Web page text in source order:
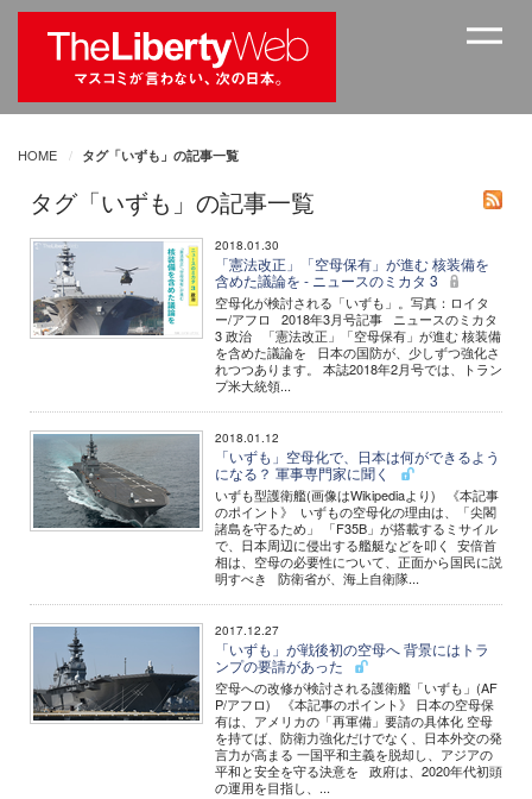
HOME タグ「いずも」の記事一覧
タグ「いずも」の記事一覧
2018.01.30
「憲法改正」「空母保有」が進む 核装備を
含めた議論を - ニュースのミカタ 3
空母化が検討される「いずも」。写真：ロイタ
ー/アフロ 2018年3月号記事 ニュースのミカタ
3 政治 「憲法改正」「空母保有」が進む 核装備
を含めた議論を 日本の国防が、少しずつ強化さ
れつつあります。 本誌2018年2月号では、トラン
プ米大統領...
2018.01.12
「いずも」空母化で、日本は何ができるよう
になる？ 軍事専門家に聞く
いずも型護衛艦(画像はWikipediaより) 《本記事
のポイント》 いずもの空母化の理由は、「尖閣
諸島を守るため」 「F35B」が搭載するミサイル
で、日本周辺に侵出する艦艇などを叩く 安倍首
相は、空母の必要性について、正面から国民に説
明すべき 防衛省が、海上自衛隊...
2017.12.27
「いずも」が戦後初の空母へ 背景にはトラ
ンプの要請があった
空母への改修が検討される護衛艦「いずも」(AF
P/アフロ) 《本記事のポイント》 日本の空母保
有は、アメリカの「再軍備」要請の具体化 空母
を持てば、防衛力強化だけでなく、日本外交の発
言力が高まる 一国平和主義を脱却し、アジアの
平和と安全を守る決意を 政府は、2020年代初頭
の運用を目指し、...